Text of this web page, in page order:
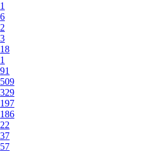
1
6
2
3
18
1
91
509
329
197
186
22
37
57